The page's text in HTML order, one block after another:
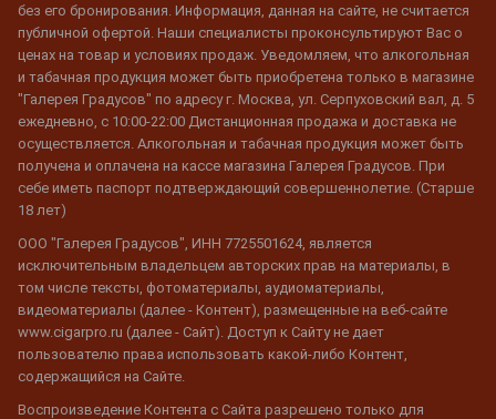
без его бронирования. Информация, данная на сайте, не считается
публичной офертой. Наши специалисты проконсультируют Вас о
ценах на товар и условиях продаж. Уведомляем, что алкогольная
и табачная продукция может быть приобретена только в магазине
"Галерея Градусов" по адресу г. Москва, ул. Серпуховский вал, д. 5
ежедневно, с 10:00-22:00 Дистанционная продажа и доставка не
осуществляется. Алкогольная и табачная продукция может быть
получена и оплачена на кассе магазина Галерея Градусов. При
себе иметь паспорт подтверждающий совершеннолетие. (Старше
18 лет)
ООО "Галерея Градусов", ИНН 7725501624, является
исключительным владельцем авторских прав на материалы, в
том числе тексты, фотоматериалы, аудиоматериалы,
видеоматериалы (далее - Контент), размещенные на веб-сайте
www.cigarpro.ru (далее - Сайт). Доступ к Сайту не дает
пользователю права использовать какой-либо Контент,
содержащийся на Сайте.
Воспроизведение Контента с Сайта разрешено только для